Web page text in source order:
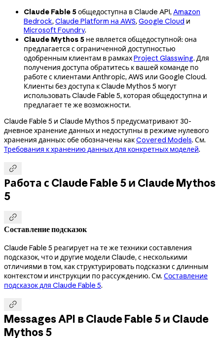
Claude Fable 5общедоступна в Claude API, Amazon
Bedrock, Claude Platform на AWS, Google Cloud и
Microsoft Foundry.
Claude Mythos 5 не является общедоступной: она
предлагается с ограниченной доступностью
одобренным клиентам в рамкахProject Glasswing. Для
получения доступа обратитесь к вашей команде по
работе с клиентами Anthropic, AWS или Google Cloud.
Клиенты без доступа к Claude Mythos 5 могут
использовать Claude Fable 5, которая общедоступна и
предлагает те же возможности.
Claude Fable 5 и Claude Mythos 5 предусматривают 30-
дневное хранение данных и недоступны в режиме нулевого
хранения данных: обе обозначены какCovered Models. См.
Требования к хранению данных для конкретных моделей.

Работа с Claude Fable 5 и Claude Mythos
5

Составление подсказок
Claude Fable 5 реагирует на те же техники составления
подсказок, что и другие модели Claude, с несколькими
отличиями в том, как структурировать подсказки с длинным
контекстом и инструкции по рассуждению. См. Составление
подсказок для Claude Fable 5.

Messages API в Claude Fable 5 и Claude
Mythos 5